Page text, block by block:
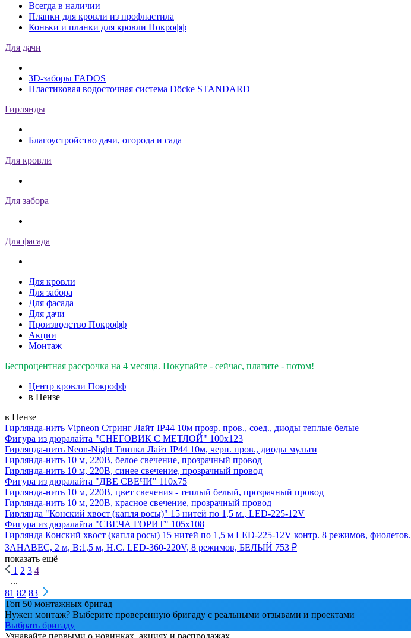
Всегда в наличии
Планки для кровли из профнастила
Коньки и планки для кровли Покрофф
Для дачи
3D-заборы FADOS
Пластиковая водосточная система Döcke STANDARD
Гирлянды
Благоустройство дачи, огорода и сада
Для кровли
Для забора
Для фасада
Для кровли
Для забора
Для фасада
Для дачи
Производство Покрофф
Акции
Монтаж
Беспроцентная рассрочка на 4 месяца. Покупайте - сейчас, платите - потом!
Центр кровли Покрофф
в Пензе
в Пензе
Гирлянда-нить Vipneon Стринг Лайт IP44 10м прозр. пров., соед., диоды теплые белые
Фигура из дюралайта "СНЕГОВИК С МЕТЛОЙ" 100х123
Гирлянда-нить Neon-Night Твинкл Лайт IP44 10м, черн. пров., диоды мульти
Гирлянда-нить 10 м, 220В, белое свечение, прозрачный провод
Гирлянда-нить 10 м, 220В, синее свечение, прозрачный провод
Фигура из дюралайта "ДВЕ СВЕЧИ" 110х75
Гирлянда-нить 10 м, 220В, цвет свечения - теплый белый, прозрачный провод
Гирлянда-нить 10 м, 220В, красное свечение, прозрачный провод
Гирлянда "Конский хвост (капля росы)" 15 нитей по 1,5 м., LED-225-12V
Фигура из дюралайта "СВЕЧА ГОРИТ" 105х108
Гирлянда Конский хвост (капля росы) 15 нитей по 1,5 м LED-225-12V контр. 8 режимов, фиолетов.
ЗАНАВЕС, 2 м, В:1,5 м, Н.С. LED-360-220V, 8 режимов, БЕЛЫЙ 753 ₽
показать ещё
1 2 3 4
...
81 82 83
Топ 50 монтажных бригад
Нужен монтаж? Выберите проверенную бригаду с реальными отзывами и проектами
Выбрать бригаду
Узнавайте первыми о новинках, акциях и распродажах